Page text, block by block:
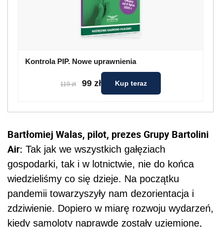
Kontrola PIP. Nowe uprawnienia
119 zł 99 zł Kup teraz
Bartłomiej Walas, pilot, prezes Grupy Bartolini
Air: Tak jak we wszystkich gałęziach
gospodarki, tak i w lotnictwie, nie do końca
wiedzieliśmy co się dzieje. Na początku
pandemii towarzyszyły nam dezorientacja i
zdziwienie. Dopiero w miarę rozwoju wydarzeń,
kiedy samoloty naprawdę zostały uziemione,